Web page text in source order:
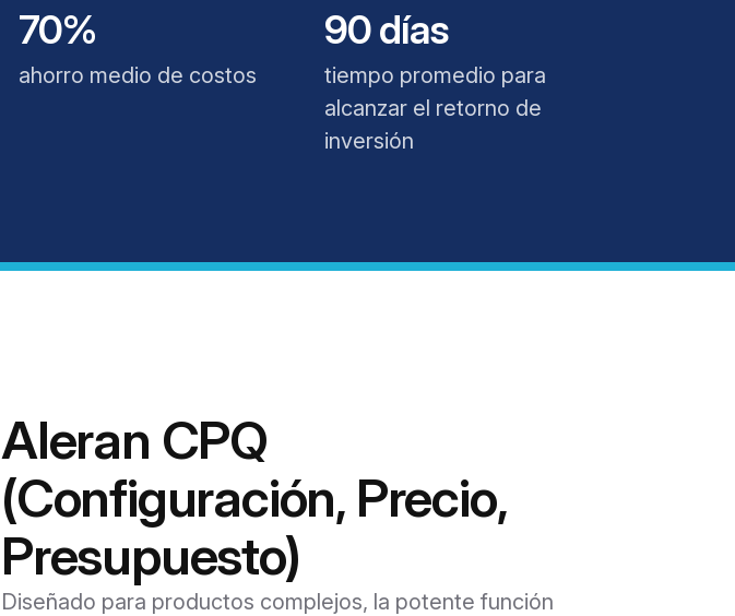
70%
ahorro medio de costos
90 días
tiempo promedio para
alcanzar el retorno de
inversión
Aleran CPQ
(Configuración, Precio,
Presupuesto)
Diseñado para productos complejos, la potente función